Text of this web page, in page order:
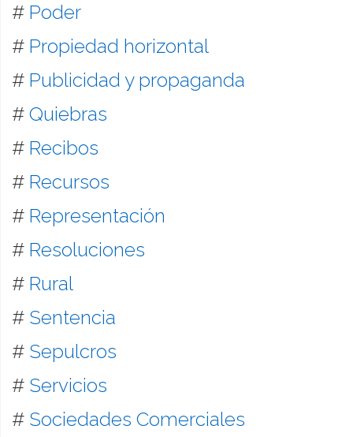
# Poder
# Propiedad horizontal
# Publicidad y propaganda
# Quiebras
# Recibos
# Recursos
# Representación
# Resoluciones
# Rural
# Sentencia
# Sepulcros
# Servicios
# Sociedades Comerciales